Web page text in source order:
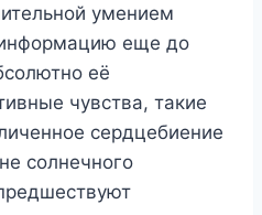
умением
еще до
её
чувства, такие
сердцебиение
солнечного